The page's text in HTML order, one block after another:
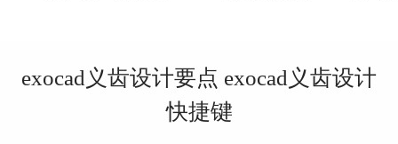
exocad义齿设计要点 exocad义齿设计
快捷键